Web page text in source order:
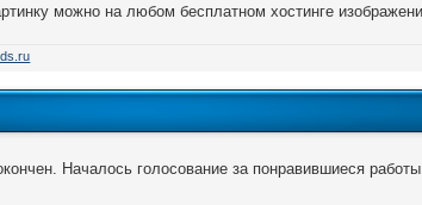
можно на любом бесплатном хостинге
Началось голосование за понравившиеся работы.